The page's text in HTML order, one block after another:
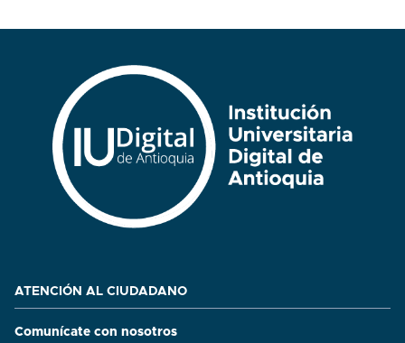
ATENCIÓN AL CIUDADANO
Comunícate con nosotros